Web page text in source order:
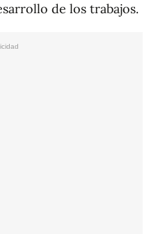
de los trabajos.